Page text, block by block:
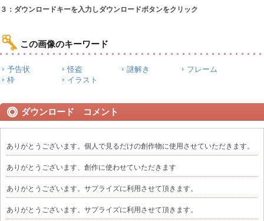
３：ダウンロードキーを入力しダウンロードボタンをクリック
この画像のキーワード
予告状 怪盗 謎解き
フレーム
枠
イラスト
ダウンロード コメント
ありがとうございます。個人で見るだけの創作物に使用させていただきます。
ありがとうございます、創作に使わせていただきます
ありがとうございます。サプライズに利用させて頂きます。
ありがとうございます。サプライズに利用させて頂きます。